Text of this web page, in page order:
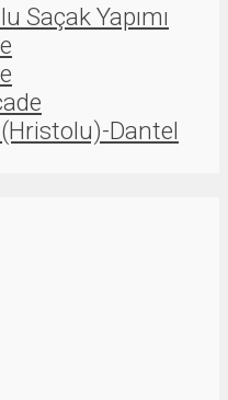
Saçak Yapımı
Dantel